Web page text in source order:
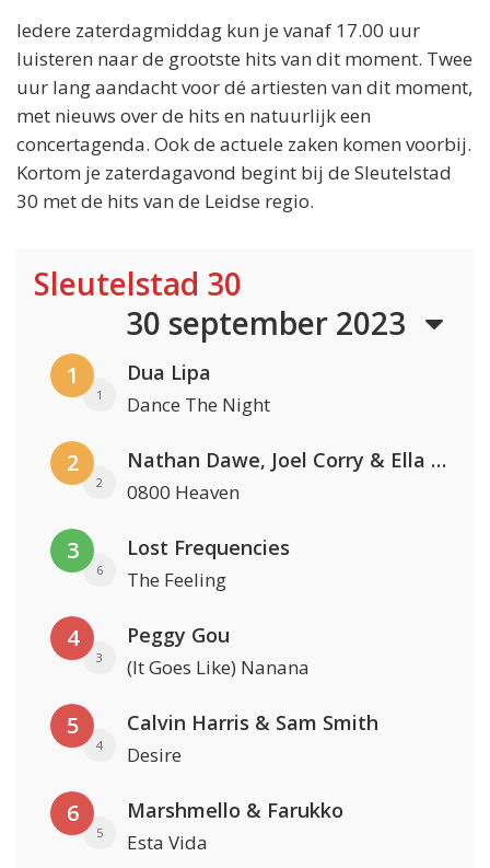
Iedere zaterdagmiddag kun je vanaf 17.00 uur
luisteren naar de grootste hits van dit moment. Twee
uur lang aandacht voor dé artiesten van dit moment,
met nieuws over de hits en natuurlijk een
concertagenda. Ook de actuele zaken komen voorbij.
Kortom je zaterdagavond begint bij de Sleutelstad
30 met de hits van de Leidse regio.
Sleutelstad 30
30 september 2023
1
1
Dua Lipa
Dance The Night
2
2
Nathan Dawe, Joel Corry & Ella Henderson
0800 Heaven
3
6
Lost Frequencies
The Feeling
4
3
Peggy Gou
(It Goes Like) Nanana
5
4
Calvin Harris & Sam Smith
Desire
6
5
Marshmello & Farukko
Esta Vida